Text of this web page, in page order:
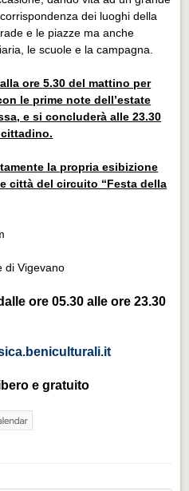
dei luoghi della
e le piazze ma anche
le scuole e la campagna.
ore 5.30 del mattino per
le prime note dell’estate
e si concluderà alle 23.30
la propria esibizione
città del circuito “Festa della
di Vigevano
ore 05.30 alle ore 23.30
e gratuito